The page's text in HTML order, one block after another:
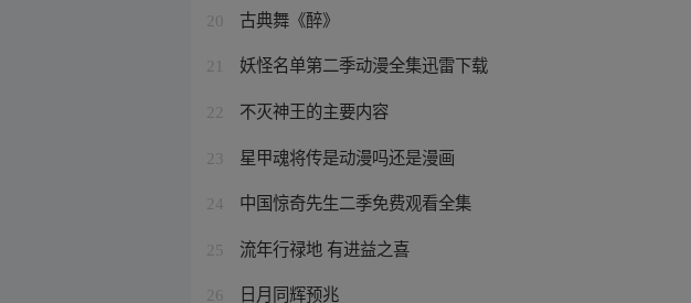
20 古典舞《醉》
21 妖怪名单第二季动漫全集迅雷下载
22 不灭神王的主要内容
23 星甲魂将传是动漫吗还是漫画
24 中国惊奇先生二季免费观看全集
25 流年行禄地 有进益之喜
26 日月同辉预兆